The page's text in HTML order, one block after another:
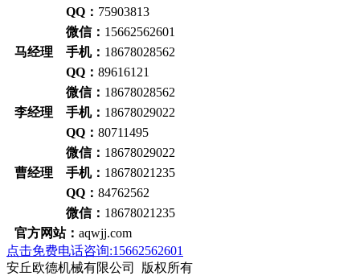
QQ： 75903813
微信： 15662562601
马经理 手机： 18678028562
QQ： 89616121
微信： 18678028562
李经理 手机： 18678029022
QQ： 80711495
微信： 18678029022
曹经理 手机： 18678021235
QQ： 84762562
微信： 18678021235
官方网站： aqwjj.com
点击免费电话咨询:15662562601
安丘欧德机械有限公司 版权所有